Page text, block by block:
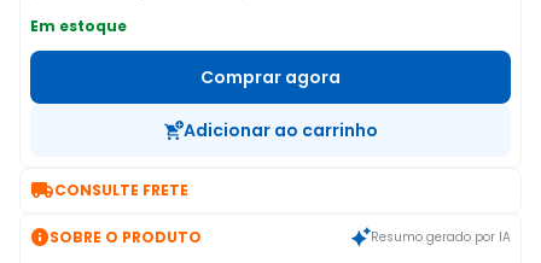
Em estoque
Comprar agora
Adicionar ao carrinho
CONSULTE FRETE
SOBRE O PRODUTO Resumo gerado por IA